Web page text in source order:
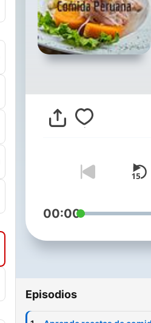
00:00
Episodios